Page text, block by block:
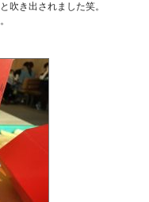
吹き出されました笑。